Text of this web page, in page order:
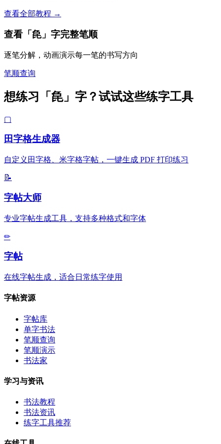
查看全部教程 →
查看「㲋」字完整笔顺
逐笔分解，动画演示每一笔的书写方向
笔顺查询
想练习「㲋」字？试试这些练字工具
▢
田字格生成器
自定义田字格、米字格字帖，一键生成 PDF 打印练习
📝
字帖大师
专业字帖生成工具，支持多种格式和字体
✏
字帖
在线字帖生成，适合日常练字使用
字帖资源
字帖库
单字书法
笔顺查询
笔顺演示
书法家
学习与资讯
书法教程
书法资讯
练字工具推荐